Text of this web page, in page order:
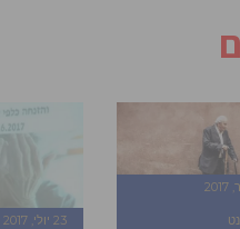
23 יולי, 2017